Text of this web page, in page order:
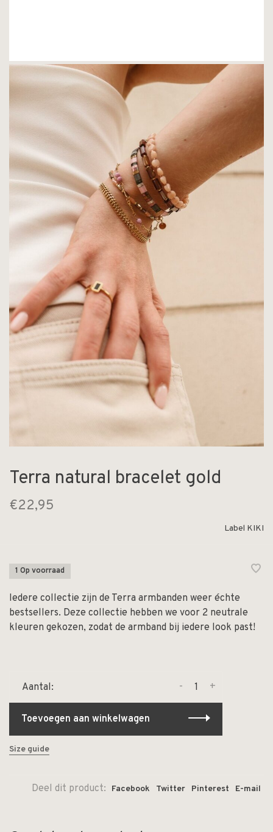
Terra natural bracelet gold
€22,95
Label KIKI
1 Op voorraad
Iedere collectie zijn de Terra armbanden weer échte
bestsellers. Deze collectie hebben we voor 2 neutrale
kleuren gekozen, zodat de armband bij iedere look past!
Aantal: +
-
Toevoegen aan winkelwagen
Size guide
Deel dit product: Facebook Twitter Pinterest E-mail